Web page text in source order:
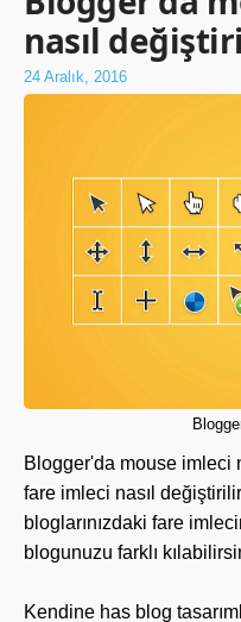
nasıl
24 Aralık, 2016
Blogger'da mouse imleci
fare imleci nasıl
bloglarınızdaki fare
blogunuzu farklı
Kendine has blog